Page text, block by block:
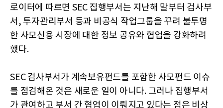
로이터에 따르면 SEC 집행부서는 지난해 말부터 검사부
서, 투자관리부서 등과 비공식 작업그룹을 꾸려 불투명
한 사모신용 시장에 대한 정보 공유와 협업을 강화하려
했다.
SEC 검사부서가 계속보유펀드를 포함한 사모펀드 이슈
를 점검해온 것은 새로운 일이 아니다. 그러나 집행부서
가 관여하고 부서 간 협업이 이뤄지고 있다는 점은 비상